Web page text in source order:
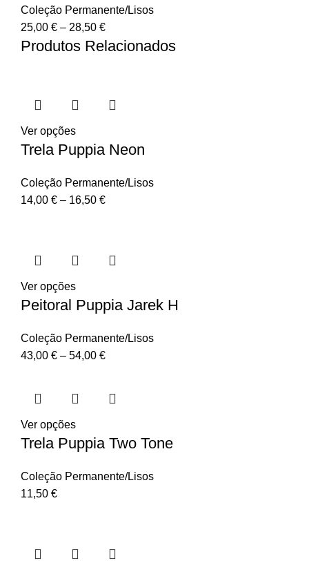
Coleção Permanente/Lisos
25,00 € – 28,50 €
Produtos Relacionados
Ver opções
Trela Puppia Neon
Coleção Permanente/Lisos
14,00 € – 16,50 €
Ver opções
Peitoral Puppia Jarek H
Coleção Permanente/Lisos
43,00 € – 54,00 €
Ver opções
Trela Puppia Two Tone
Coleção Permanente/Lisos
11,50 €